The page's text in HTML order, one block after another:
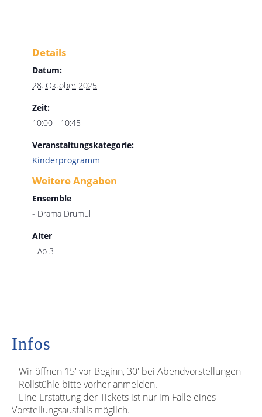
Details
Datum:
28. Oktober 2025
Zeit:
10:00 - 10:45
Veranstaltungskategorie:
Kinderprogramm
Weitere Angaben
Ensemble
- Drama Drumul
Alter
- Ab 3
Infos
– Wir öffnen 15′ vor Beginn, 30′ bei Abendvorstellungen
– Rollstühle bitte vorher anmelden.
– Eine Erstattung der Tickets ist nur im Falle eines
Vorstellungsausfalls möglich.